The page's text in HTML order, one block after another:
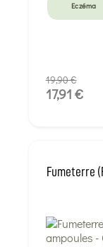
Eczéma
19,90 €
17,91 €
Fumeterre